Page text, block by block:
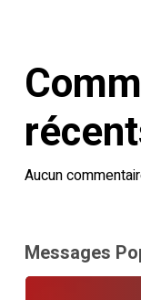
Aucun
Messages